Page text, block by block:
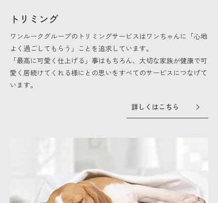
トリミング
ワンルークグループのトリミングサービスはワンちゃんに「心地
よく過ごしてもらう」ことを追求しています。
「最高に可愛く仕上げる」事はもちろん、大切な家族が健康で可
愛く居続けてくれる様にとの思いをすべてのサービスにつなげて
います。
詳しくはこちら